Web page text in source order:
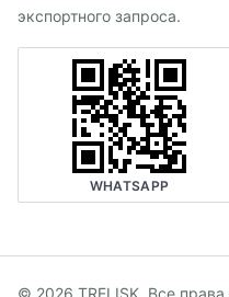
экспортного запроса.
WHATSAPP
© 2026 TRELISK Все